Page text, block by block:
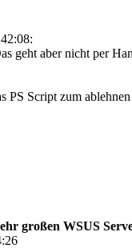
geht aber nicht per
PS Script zum
großen WSUS